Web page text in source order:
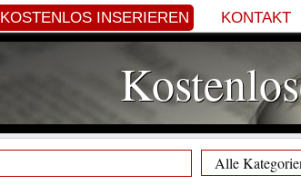
KOSTENLOS INSERIEREN KONTAKT